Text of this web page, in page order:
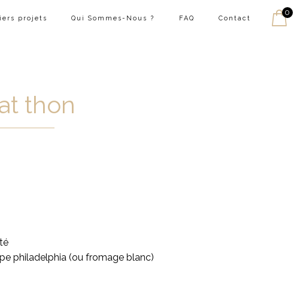
projets Qui Sommes-Nous ? FAQ Contact
0
thon
philadelphia (ou fromage blanc)